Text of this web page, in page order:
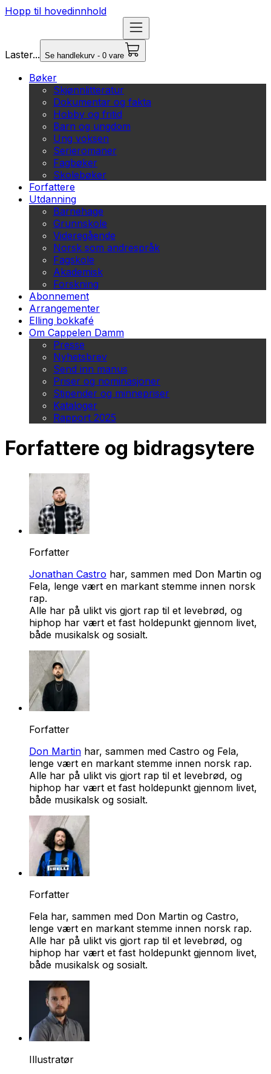
Hopp til hovedinnhold
Laster... Se handlekurv - 0 vare
Bøker
Skjønnlitteratur
Dokumentar og fakta
Hobby og fritid
Barn og ungdom
Ung voksen
Serieromaner
Fagbøker
Skolebøker
Forfattere
Utdanning
Barnehage
Grunnskole
Videregående
Norsk som andrespråk
Fagskole
Akademisk
Forskning
Abonnement
Arrangementer
Elling bokkafé
Om Cappelen Damm
Presse
Nyhetsbrev
Send inn manus
Priser og nominasjoner
Stipender og minnepriser
Kataloger
Rapport 2025
Forfattere og bidragsytere
Forfatter
Jonathan Castro har, sammen med Don Martin og
Fela, lenge vært en markant stemme innen norsk
rap.
Alle har på ulikt vis gjort rap til et levebrød, og
hiphop har vært et fast holdepunkt gjennom livet,
både musikalsk og sosialt.
Forfatter
Don Martin har, sammen med Castro og Fela,
lenge vært en markant stemme innen norsk rap.
Alle har på ulikt vis gjort rap til et levebrød, og
hiphop har vært et fast holdepunkt gjennom livet,
både musikalsk og sosialt.
Forfatter
Fela har, sammen med Don Martin og Castro,
lenge vært en markant stemme innen norsk rap.
Alle har på ulikt vis gjort rap til et levebrød, og
hiphop har vært et fast holdepunkt gjennom livet,
både musikalsk og sosialt.
Illustratør